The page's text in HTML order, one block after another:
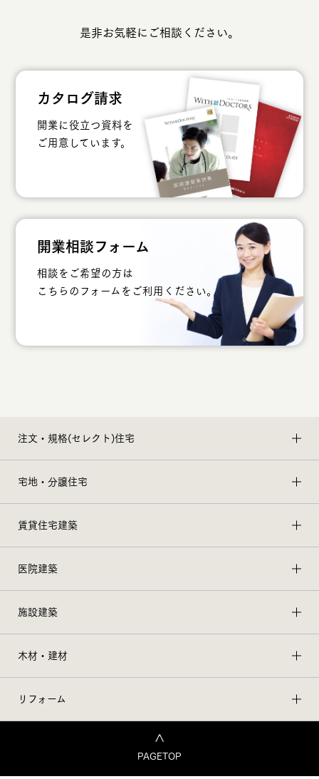
是非お気軽にご相談ください。
カタログ請求
開業に役立つ資料を
ご用意しています。
開業相談フォーム
相談をご希望の方は
こちらのフォームをご利用ください。
注文・規格(セレクト)住宅
宅地・分譲住宅
賃貸住宅建築
医院建築
施設建築
木材・建材
リフォーム
PAGETOP